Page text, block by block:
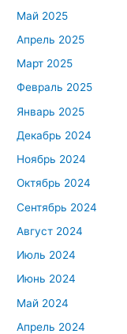
Май 2025
Апрель 2025
Март 2025
Февраль 2025
Январь 2025
Декабрь 2024
Ноябрь 2024
Октябрь 2024
Сентябрь 2024
Август 2024
Июль 2024
Июнь 2024
Май 2024
Апрель 2024